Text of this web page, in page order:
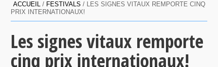
ACCUEIL / FESTIVALS / LES SIGNES VITAUX REMPORTE CINQ
PRIX INTERNATIONAUX!
Les signes vitaux remporte
cinq prix internationaux!